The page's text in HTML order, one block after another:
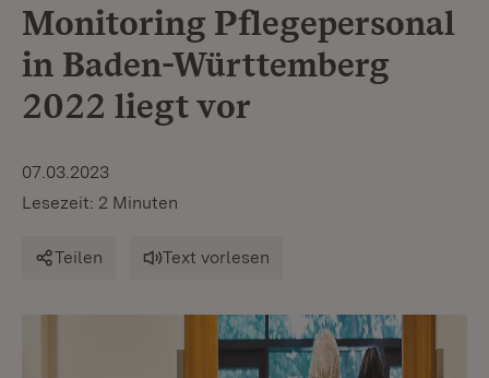
Monitoring Pflegepersonal
in Baden-Württemberg
2022 liegt vor
07.03.2023
Lesezeit: 2 Minuten
Teilen Text vorlesen